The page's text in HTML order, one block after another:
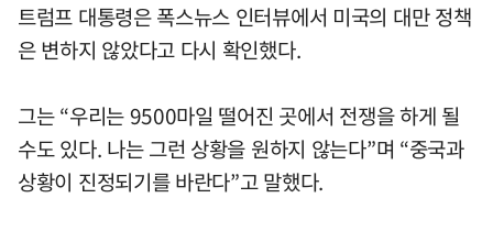
트럼프 대통령은 폭스뉴스 인터뷰에서 미국의 대만 정책
은 변하지 않았다고 다시 확인했다.
그는 “우리는 9500마일 떨어진 곳에서 전쟁을 하게 될
수도 있다. 나는 그런 상황을 원하지 않는다”며 “중국과
상황이 진정되기를 바란다”고 말했다.